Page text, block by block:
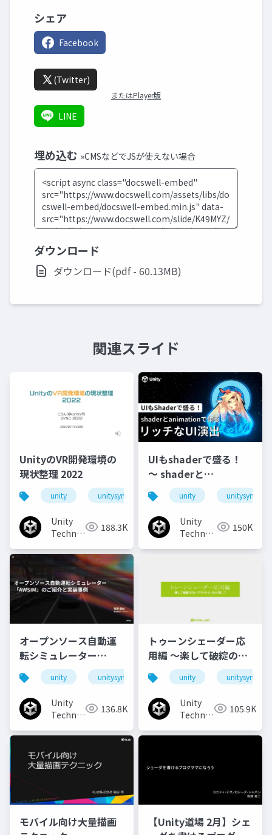
シェア
Facebook
(Twitter)
またはPlayer版
LINE
埋め込む »CMSなどでJSが使えない場合
ダウンロード
ダウンロード(pdf - 60.13MB)
関連スライド
UnityのVR開発環境の
現状整理 2022
unity unitysync
Unity
Technologies188.3K
UIもshaderで盛る！
〜 shaderと
animationで作るリッ
チなUI演出
unity unitysync
Unity
Technologies150K
オープンソース自動運
転シミュレーター
「AWSIM」のご紹介と
実装事例
unity unitysync
Unity
Technologies136.8K
トゥーンシェーダー応
用編 ～楽して破綻のな
いアウトラインを目指
して～
unity unitysync
Unity
Technologies105.9K
モバイル向け大量描画
【Unity道場 2月】シェ